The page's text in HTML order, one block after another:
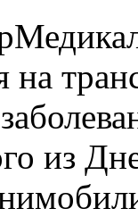
на
из